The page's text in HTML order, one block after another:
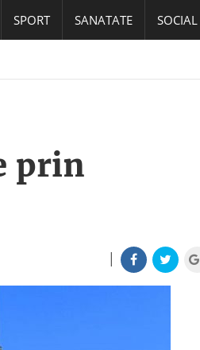
SPORT SANATATE SOCIAL
prin
|